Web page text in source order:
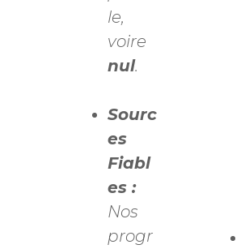
le,
voire
nul.
Sourc
es
Fiabl
es :
Nos
progr